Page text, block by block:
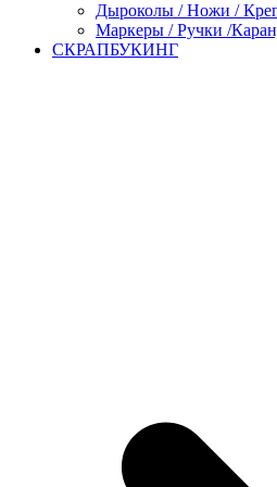
Дыроколы / Ножи /
Маркеры / Ручки /
СКРАПБУКИНГ